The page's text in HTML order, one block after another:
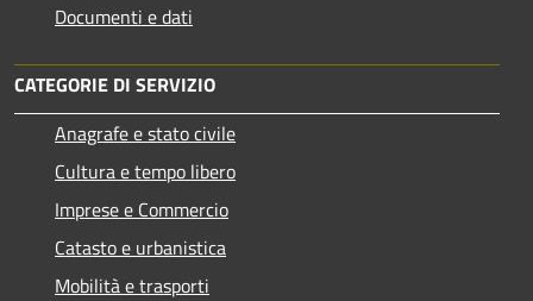
Documenti e dati
CATEGORIE DI SERVIZIO
Anagrafe e stato civile
Cultura e tempo libero
Imprese e Commercio
Catasto e urbanistica
Mobilità e trasporti